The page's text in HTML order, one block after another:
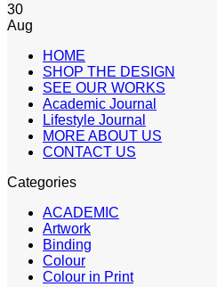
30
Aug
HOME
SHOP THE DESIGN
SEE OUR WORKS
Academic Journal
Lifestyle Journal
MORE ABOUT US
CONTACT US
Categories
ACADEMIC
Artwork
Binding
Colour
Colour in Print